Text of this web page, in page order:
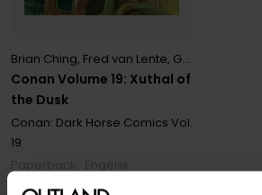
Conan Volume 19: Xuthal of
the Dusk
Brian Ching, Fred van Lente, Guiu Villanova
Conan: Dark Horse Comics Vol.
19